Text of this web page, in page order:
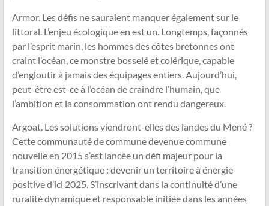
Armor. Les défis ne sauraient manquer également sur le
littoral. L’enjeu écologique en est un. Longtemps, façonnés
par l’esprit marin, les hommes des côtes bretonnes ont
craint l’océan, ce monstre bosselé et colérique, capable
d’engloutir à jamais des équipages entiers. Aujourd’hui,
peut-être est-ce à l’océan de craindre l’humain, que
l’ambition et la consommation ont rendu dangereux.
Argoat. Les solutions viendront-elles des landes du Mené ?
Cette communauté de commune devenue commune
nouvelle en 2015 s’est lancée un défi majeur pour la
transition énergétique : devenir un territoire à énergie
positive d’ici 2025. S’inscrivant dans la continuité d’une
ruralité dynamique et responsable initiée dans les années